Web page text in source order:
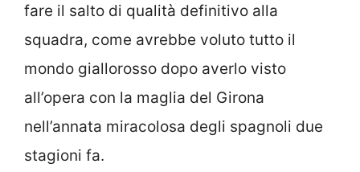
fare il salto di qualità definitivo alla
squadra, come avrebbe voluto tutto il
mondo giallorosso dopo averlo visto
all’opera con la maglia del Girona
nell’annata miracolosa degli spagnoli due
stagioni fa.